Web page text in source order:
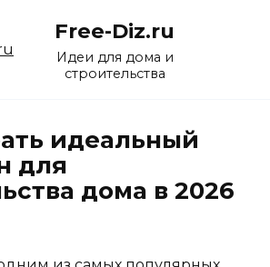
Free-Diz.ru
Идеи для дома и
строительства
идеальный
для
дома в 2026